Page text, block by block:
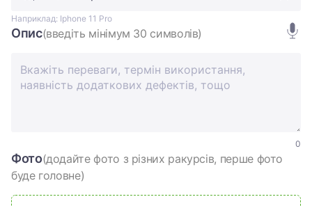
Наприклад: Iphone 11 Pro
Опис(введіть мінімум 30 символів)
0
Фото(додайте фото з різних ракурсів, перше фото
буде головне)